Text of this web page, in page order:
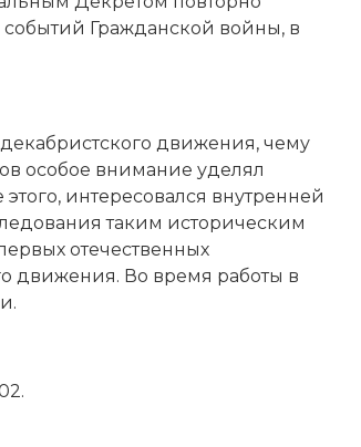
событий Гражданской войны, в
движения, чему
особое внимание уделял
интересовался внутренней
таким историческим
отечественных
движения. Во время работы в